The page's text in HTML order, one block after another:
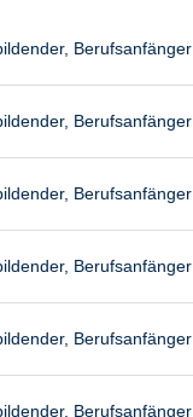
Berufsanfänger
Berufsanfänger
Berufsanfänger
Berufsanfänger
Berufsanfänger
Berufsanfänger